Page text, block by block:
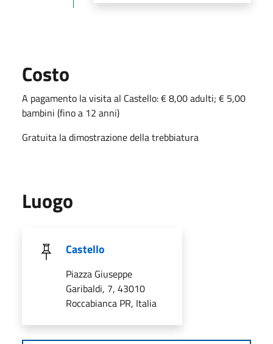
Costo
A pagamento la visita al Castello: € 8,00 adulti; € 5,00
bambini (fino a 12 anni)
Gratuita la dimostrazione della trebbiatura
Luogo
Castello
Piazza Giuseppe
Garibaldi, 7, 43010
Roccabianca PR, Italia